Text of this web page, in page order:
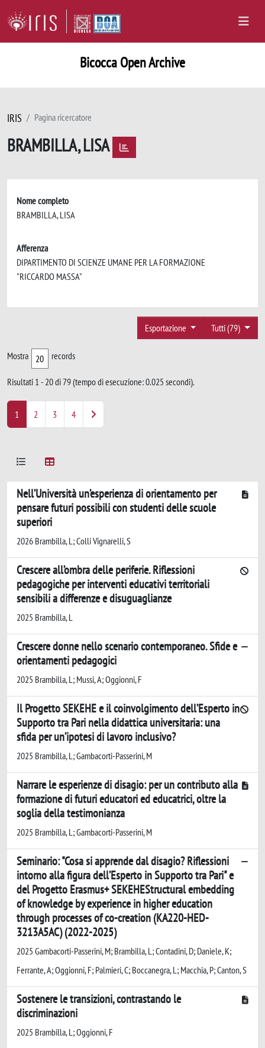
Bicocca Open Archive
IRIS Pagina ricercatore
BRAMBILLA, LISA
Nome completo
BRAMBILLA, LISA
Afferenza
DIPARTIMENTO DI SCIENZE UMANE PER LA FORMAZIONE
"RICCARDO MASSA"
Tutti (79)
Esportazione
Mostra records
Risultati 1 - 20 di 79 (tempo di esecuzione: 0.025 secondi).
1 2 3 4
Nell’Università un’esperienza di orientamento per
pensare futuri possibili con studenti delle scuole
superiori
2026 Brambilla, L; Colli Vignarelli, S
Crescere all’ombra delle periferie. Riflessioni
pedagogiche per interventi educativi territoriali
sensibili a differenze e disuguaglianze
2025 Brambilla, L
Crescere donne nello scenario contemporaneo. Sfide e
orientamenti pedagogici
2025 Brambilla, L; Mussi, A; Oggionni, F
Il Progetto SEKEHE e il coinvolgimento dell’Esperto in
Supporto tra Pari nella didattica universitaria: una
sfida per un’ipotesi di lavoro inclusivo?
2025 Brambilla, L; Gambacorti-Passerini, M
Narrare le esperienze di disagio: per un contributo alla
formazione di futuri educatori ed educatrici, oltre la
soglia della testimonianza
2025 Brambilla, L; Gambacorti-Passerini, M
Seminario: "Cosa si apprende dal disagio? Riflessioni
intorno alla figura dell’Esperto in Supporto tra Pari" e
del Progetto Erasmus+ SEKEHEStructural embedding
of knowledge by experience in higher education
through processes of co-creation (KA220-HED-
3213A5AC) (2022-2025)
2025 Gambacorti-Passerini, M; Brambilla, L; Contadini, D; Daniele, K;
Ferrante, A; Oggionni, F; Palmieri, C; Boccanegra, L; Macchia, P; Canton, S
Sostenere le transizioni, contrastando le
discriminazioni
2025 Brambilla, L; Oggionni, F